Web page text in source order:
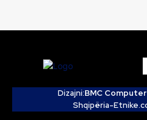
Dizajni:BMC Computer
Shqipëria-